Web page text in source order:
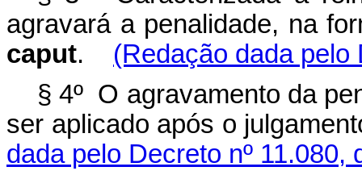
agravará a penalidade, na
caput. (Redação dada pelo
§ 4º O agravamento da
ser aplicado após o
dada pelo Decreto nº 11.080,